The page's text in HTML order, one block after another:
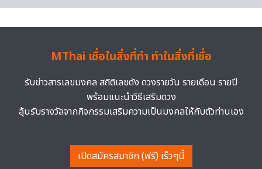
MThai เชื่อในสิ่งที่ทำ ทำในสิ่งที่เชื่อ
รับข่าวสารเลขมงคล สถิติเลขดัง ดวงรายวัน รายเดือน รายปี
พร้อมแนะนำวิธีเสริมดวง
ลุ้นรับรางวัลจากกิจกรรมเสริมความเป็นมงคลให้กับตัวท่านเอง
เปิดสมัครสมาชิก (ฟรี) เร็วๆนี้